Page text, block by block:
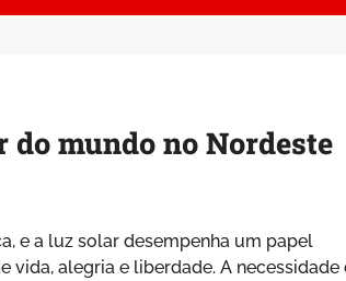
mundo no Nordeste
e a luz solar desempenha um papel
vida, alegria e liberdade. A necessidade